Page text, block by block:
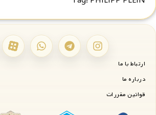
ارتباط با ما
درباره ما
قوانین مقررات